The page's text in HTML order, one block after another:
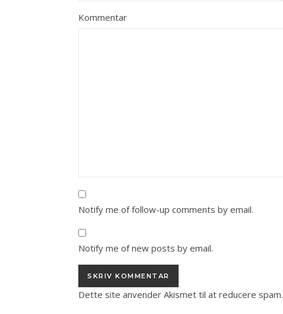
Kommentar
Notify me of follow-up comments by email.
Notify me of new posts by email.
Dette site anvender Akismet til at reducere spam.